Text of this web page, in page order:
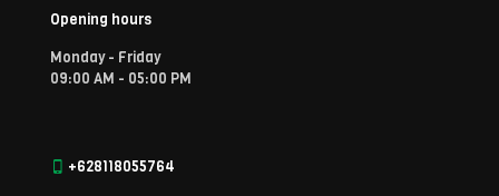
Opening hours
Monday - Friday
09:00 AM - 05:00 PM
+628118055764